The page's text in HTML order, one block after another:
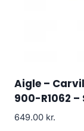
Aigle –
900-R1062
649.00 kr.